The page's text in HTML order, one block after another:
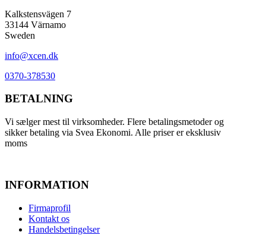
Kalkstensvägen 7
33144 Värnamo
Sweden
info@xcen.dk
0370-378530
BETALNING
Vi sælger mest til virksomheder. Flere betalingsmetoder og
sikker betaling via Svea Ekonomi. Alle priser er eksklusiv
moms
INFORMATION
Firmaprofil
Kontakt os
Handelsbetingelser